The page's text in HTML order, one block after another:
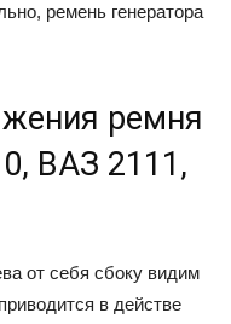
ремень генератора
ремня
ВАЗ 2111,
от себя сбоку видим
в действе